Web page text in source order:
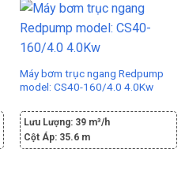
Máy bơm trục ngang Redpump
model: CS40-160/4.0 4.0Kw
Lưu Lượng: 39 m³/h
Cột Áp: 35.6 m